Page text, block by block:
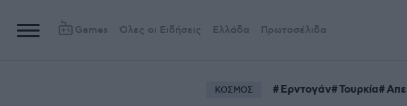
Games Όλες οι Ειδήσεις Ελλάδα Πρωτοσέλιδα
ΚΟΣΜΟΣ Ερντογάν Τουρκία